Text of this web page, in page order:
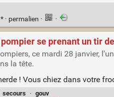
· permalien · ·
se prenant un tir
ce mardi 28 janvier,
la tête.
! Vous chiez dans votre
secours · gouv